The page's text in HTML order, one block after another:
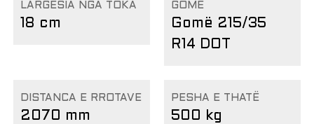
LARGËSIA NGA TOKA
18 cm
GOMË
Gomë 215/35
R14 DOT
DISTANCA E RROTAVE
2070 mm
PESHA E THATË
500 kg